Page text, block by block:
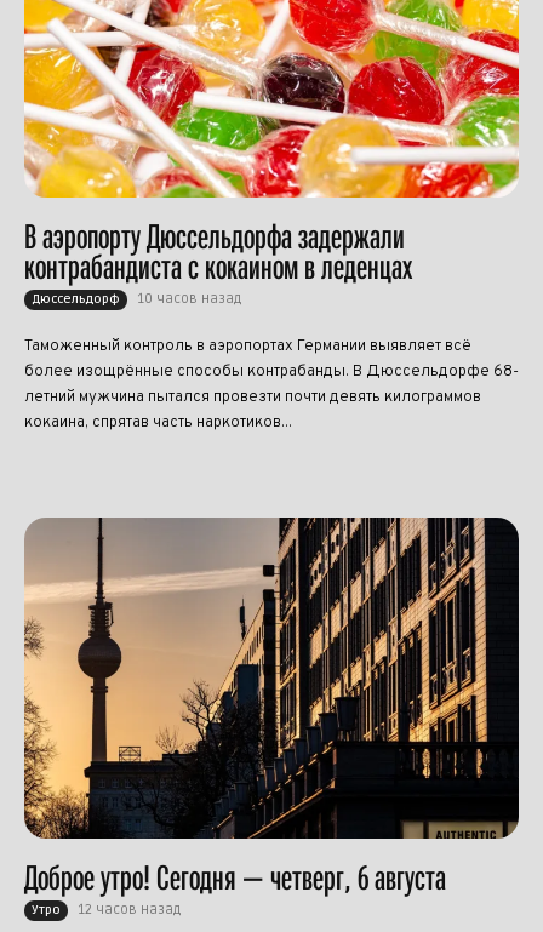
В аэропорту Дюссельдорфа задержали
контрабандиста с кокаином в леденцах
Дюссельдорф 10 часов назад
Таможенный контроль в аэропортах Германии выявляет всё
более изощрённые способы контрабанды. В Дюссельдорфе 68-
летний мужчина пытался провезти почти девять килограммов
кокаина, спрятав часть наркотиков...
Доброе утро! Сегодня — четверг, 6 августа
Утро 12 часов назад